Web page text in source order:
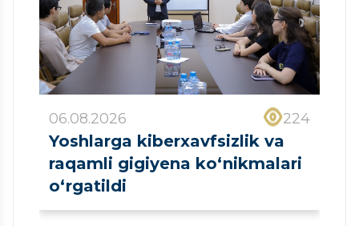
06.08.2026 224
Yoshlarga kiberxavfsizlik va
raqamli gigiyena ko‘nikmalari
o‘rgatildi